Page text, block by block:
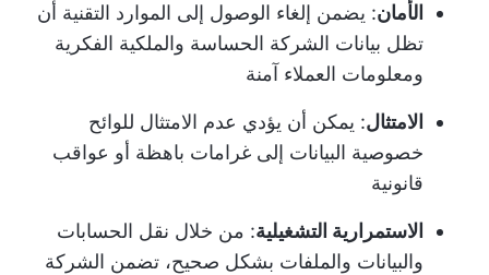
الأمان: يضمن إلغاء الوصول إلى الموارد التقنية أن
تظل بيانات الشركة الحساسة والملكية الفكرية
ومعلومات العملاء آمنة
الامتثال: يمكن أن يؤدي عدم الامتثال للوائح
خصوصية البيانات إلى غرامات باهظة أو عواقب
قانونية
الاستمرارية التشغيلية: من خلال نقل الحسابات
والبيانات والملفات بشكل صحيح، تضمن الشركة